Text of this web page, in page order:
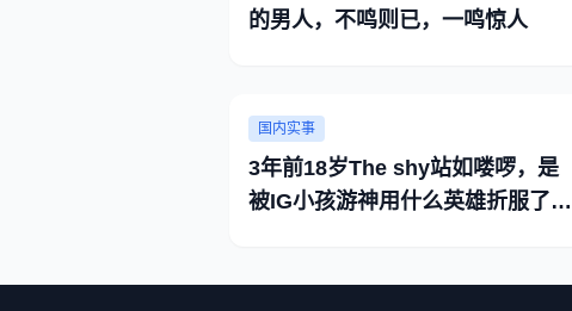
的男人，不鸣则已，一鸣惊人
国内实事
3年前18岁The shy站如喽啰，是
被IG小孩游神用什么英雄折服了